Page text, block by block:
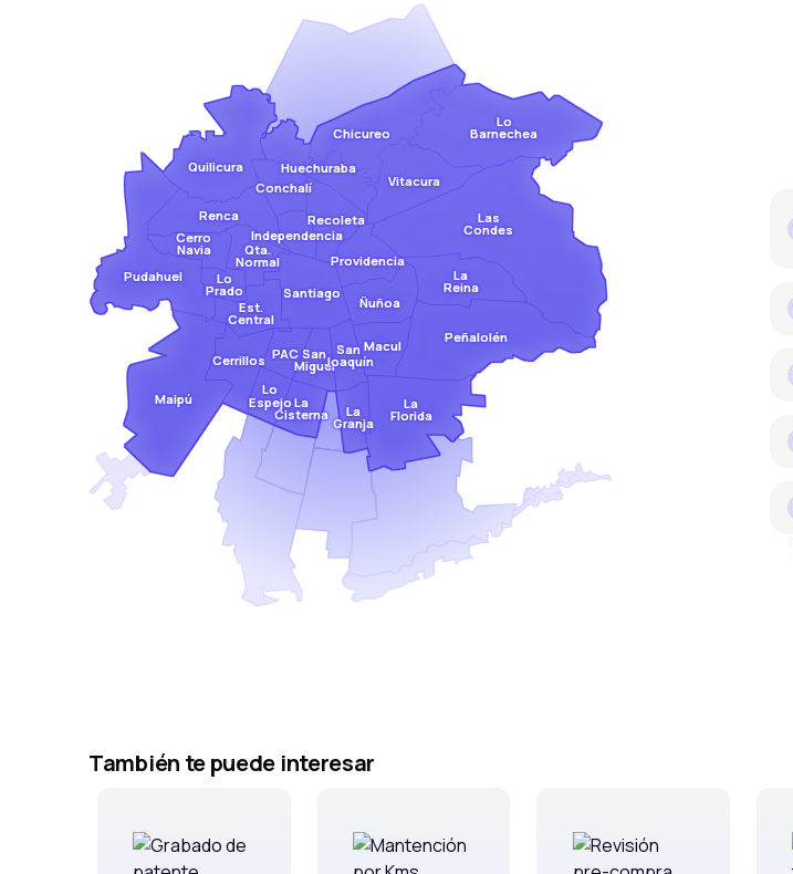
Chicureo
Maipú
Cerrillos
Est.
Central
Pudahuel Lo
Prado
Cerro
Navia
Santiago
Renca
Qta.
Normal
Recoleta
Independencia
Quilicura
Conchalí
La
Cisterna
Lo
Espejo
PAC San
Miguel
La
Granja
San
Joaquín
Providencia
Ñuñoa
La
Reina
Macul
La
Florida
Peñalolén
Las
Condes
Vitacura
Lo
Barnechea
Huechuraba
También te puede interesar